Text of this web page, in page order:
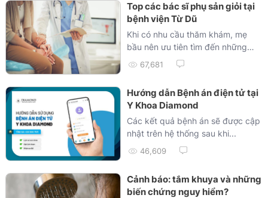
Top các bác sĩ phụ sản giỏi tại
bệnh viện Từ Dũ
Khi có nhu cầu thăm khám, mẹ
bầu nên ưu tiên tìm đến những
bác sĩ sản khoa có...
67,681
Hướng dẫn Bệnh án điện tử tại
Y Khoa Diamond
Các kết quả bệnh án sẽ được cập
nhật trên hệ thống sau khi...
46,609
Cảnh báo: tắm khuya và những
biến chứng nguy hiểm?